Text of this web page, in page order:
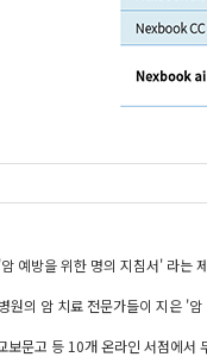
예방을 위한 명의 지침서' 라는
의 암 치료 전문가들이 지은 '
문고 등 10개 온라인 서점에서